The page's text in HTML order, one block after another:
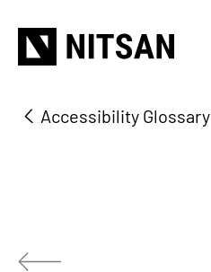
Accessibility Glossary